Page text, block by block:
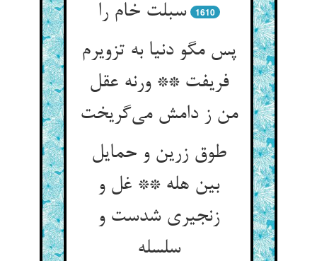
سبلت خام را
1610
پس مگو دنیا به تزویرم
فریفت ** ورنه عقل
من ز دامش می‌گریخت
طوق زرین و حمایل
بین هله ** غل و
زنجیری شدست و
سلسله